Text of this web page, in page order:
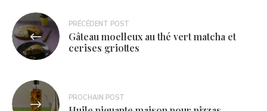
Navigation
de
l’article
PRÉCÉDENT POST
Gâteau moelleux au thé vert matcha et
cerises griottes
PROCHAIN POST